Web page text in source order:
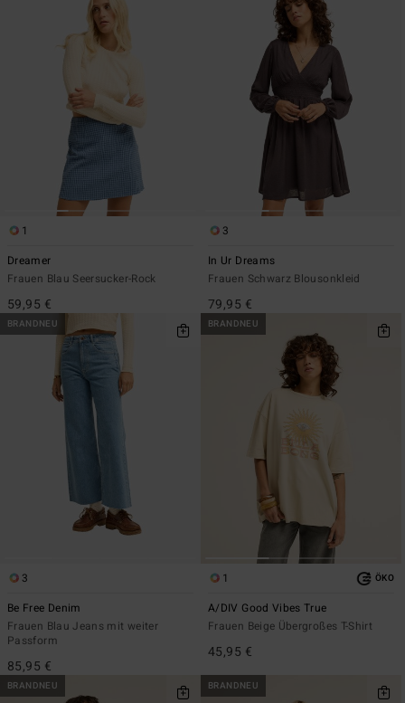
1
Dreamer
Frauen Blau Seersucker-Rock
59,95 €
3
In Ur Dreams
Frauen Schwarz Blousonkleid
79,95 €
BRANDNEU
3
Be Free Denim
Frauen Blau Jeans mit weiter
Passform
85,95 €
BRANDNEU
1 ÖKO
A/DIV Good Vibes True
Frauen Beige Übergroßes T-Shirt
45,95 €
BRANDNEU BRANDNEU